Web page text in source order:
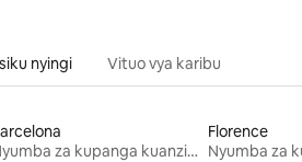
nyingi Vituo vya karibu
Nyumba za kupanga kuanzia mwezi mmoja
Florence